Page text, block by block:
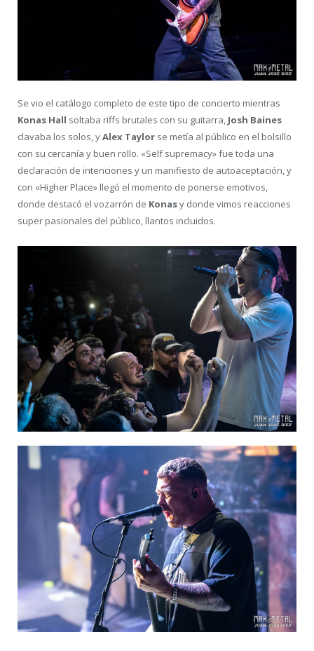
Se vio el catálogo completo de este tipo de concierto mientras
Konas Hall soltaba riffs brutales con su guitarra, Josh Baines
clavaba los solos, yAlex Taylor se metía al público en el bolsillo
con su cercanía y buen rollo. «Self supremacy» fue toda una
declaración de intenciones y un manifiesto de autoaceptación, y
con «Higher Place» llegó el momento de ponerse emotivos,
donde destacó el vozarrón de Konasy donde vimos reacciones
super pasionales del público, llantos incluidos.